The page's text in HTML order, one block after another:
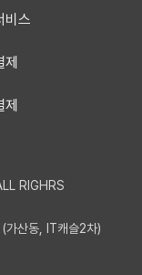
비스
RIGHRS
가산동, IT캐슬2차)